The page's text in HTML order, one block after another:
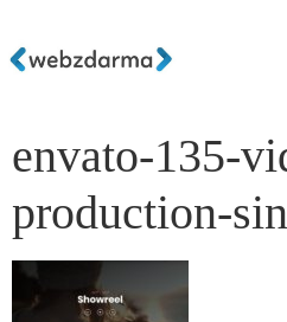
envato-135-
production-